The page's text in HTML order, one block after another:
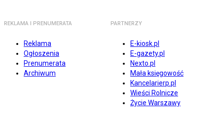
REKLAMA I PRENUMERATA
Reklama
Ogłoszenia
Prenumerata
Archiwum
PARTNERZY
E-kiosk.pl
E-gazety.pl
Nexto.pl
Mała księgowość
Kancelarierp.pl
Wieści Rolnicze
Życie Warszawy